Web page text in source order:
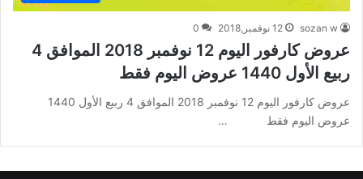
sozan w 12 نوفمبر,2018 0
عروض كارفور اليوم 12 نوفمبر 2018 الموافق 4
ربيع الأول 1440 عروض اليوم فقط
عروض كارفور اليوم 12 نوفمبر 2018 الموافق 4 ربيع الأول 1440
عروض اليوم فقط …